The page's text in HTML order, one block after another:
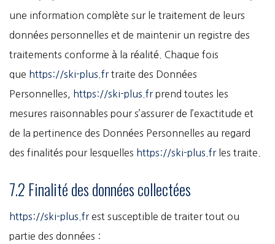
une information complète sur le traitement de leurs
données personnelles et de maintenir un registre des
traitements conforme à la réalité. Chaque fois
que https://ski-plus.frtraite des Données
Personnelles,
https://ski-plus.frprend toutes les
mesures raisonnables pour s’assurer de l’exactitude et
de la pertinence des Données Personnelles au regard
des finalités pour lesquelles https://ski-plus.frles traite.
7.2 Finalité des données collectées
https://ski-plus.frest susceptible de traiter tout ou
partie des données :